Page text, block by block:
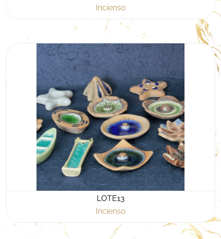
Incienso
LOTE13
Incienso